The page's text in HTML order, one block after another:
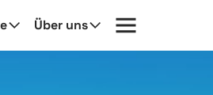
Über uns